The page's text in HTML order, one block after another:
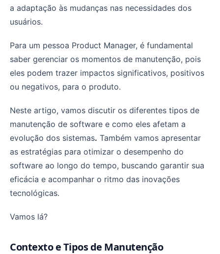
a adaptação às mudanças nas necessidades dos
usuários.
Para um pessoa Product Manager, é fundamental
saber gerenciar os momentos de manutenção, pois
eles podem trazer impactos significativos, positivos
ou negativos, para o produto.
Neste artigo, vamos discutir os diferentes tipos de
manutenção de software e como eles afetam a
evolução dos sistemas. Também vamos apresentar
as estratégias para otimizar o desempenho do
software ao longo do tempo, buscando garantir sua
eficácia e acompanhar o ritmo das inovações
tecnológicas.
Vamos lá?
Contexto e Tipos de Manutenção